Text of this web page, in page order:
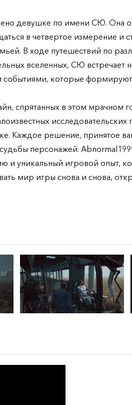
девушке по имени СЮ. Она
в четвертое измерение и
В ходе путешествий по
вселенных, СЮ встречает
событиями, которые
спрятанных в этом мрачном
Каждое решение, принятое
персонажей.
и уникальный игровой опыт,
мир игры снова и снова,